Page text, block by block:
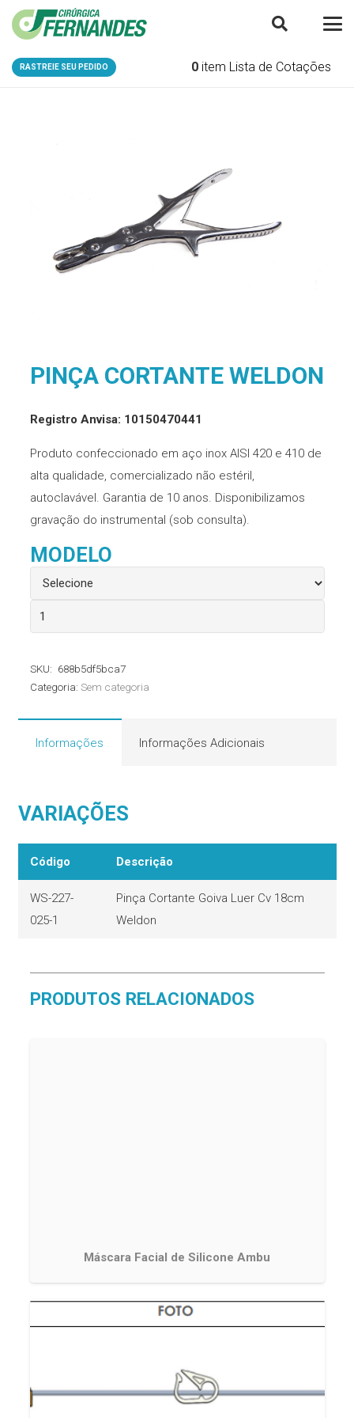
RASTREIE SEU PEDIDO 0 item Lista de Cotações
PINÇA CORTANTE WELDON
Registro Anvisa: 10150470441
Produto confeccionado em aço inox AISI 420 e 410 de
alta qualidade, comercializado não estéril,
autoclavável. Garantia de 10 anos. Disponibilizamos
gravação do instrumental (sob consulta).
MODELO
Pinça
Cortante
quantidade
SKU: 688b5df5bca7
Categoria: Sem categoria
Informações Informações Adicionais
VARIAÇÕES
Código Descrição
WS-227-
025-1
Pinça Cortante Goiva Luer Cv 18cm
Weldon
PRODUTOS RELACIONADOS
Máscara Facial de Silicone Ambu